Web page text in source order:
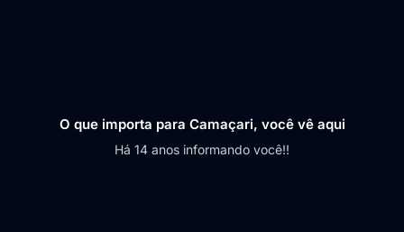
O que importa para Camaçari, você vê aqui
Há 14 anos informando você!!